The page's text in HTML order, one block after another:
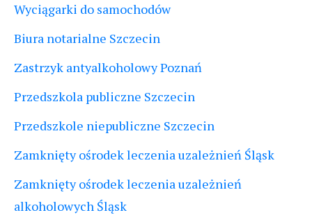
Wyciągarki do samochodów
Biura notarialne Szczecin
Zastrzyk antyalkoholowy Poznań
Przedszkola publiczne Szczecin
Przedszkole niepubliczne Szczecin
Zamknięty ośrodek leczenia uzależnień Śląsk
Zamknięty ośrodek leczenia uzależnień
alkoholowych Śląsk